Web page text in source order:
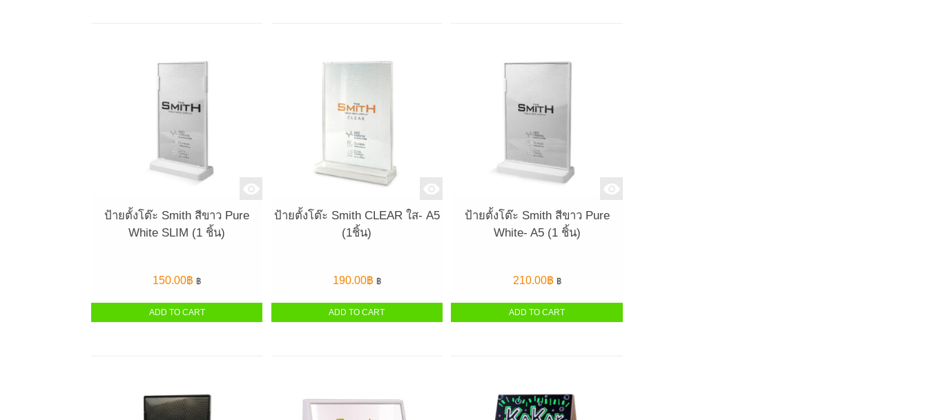
ป้ายตั้งโต๊ะ Smith สีขาว Pure
White SLIM (1 ชิ้น)
150.00฿ ฿
ADD TO CART
ป้ายตั้งโต๊ะ Smith CLEAR ใส- A5
(1ชิ้น)
190.00฿ ฿
ADD TO CART
ป้ายตั้งโต๊ะ Smith สีขาว Pure
White- A5 (1 ชิ้น)
210.00฿ ฿
ADD TO CART